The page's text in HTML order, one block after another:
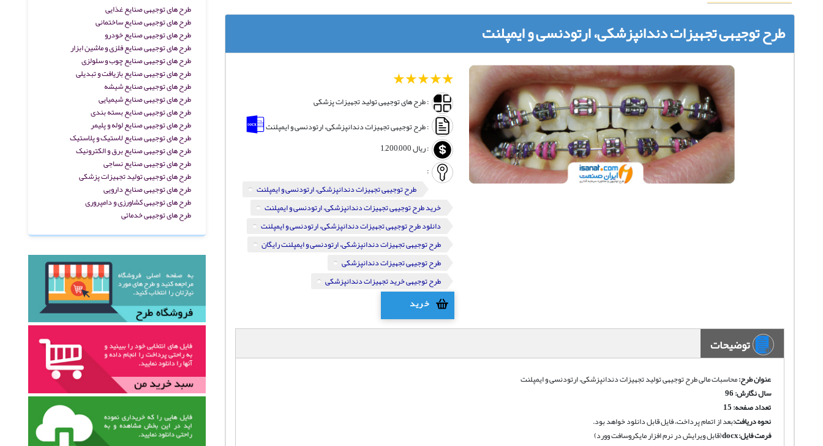
طرح های توجیهی صنایع غذایی
طرح های توجیهی صنایع ساختمانی
طرح های توجیهی صنایع خودرو
طرح های توجیهی صنایع فلزی و ماشین ابزار
طرح های توجیهی صنایع چوب و سلولزی
طرح های توجیهی صنایع بازیافت و تبدیلی
طرح های توجیهی صنایع شیشه
طرح های توجیهی صنایع شیمیایی
طرح های توجیهی صنایع بسته بندی
طرح های توجیهی صنایع لوله و پلیمر
طرح های توجیهی صنایع لاستیک و پلاستیک
طرح های توجیهی صنایع برق و الکترونیک
طرح های توجیهی صنایع نساجی
طرح های توجیهی تولید تجهیزات پزشکی
طرح های توجیهی صنایع دارویی
طرح های توجیهی کشاورزی و دامپروری
طرح های توجیهی خدماتی
طرح توجیهی تجهیزات دندانپزشکی، ارتودنسی و ایمپلنت
5
4
3
2
: طرح های توجیهی تولید تجهیزات پزشکی
: طرح توجیهی تجهیزات دندانپزشکی، ارتودنسی و ایمپلنت
:ریال1,200,000
:
طرح توجیهی تجهیزات دندانپزشکی، ارتودنسی و ایمپلنت
خرید طرح توجیهی تجهیزات دندانپزشکی، ارتودنسی و ایمپلنت
دانلود طرح توجیهی تجهیزات دندانپزشکی، ارتودنسی و ایمپلنت
طرح توجیهی تجهیزات دندانپزشکی، ارتودنسی و ایمپلنت رایگان
طرح توجیهی تجهیزات دندانپزشکی
طرح توجیهی خرید تجهیزات دندانپزشکی
خرید
توضیحات
عنوان طرح:محاسبات مالی طرح توجیهی تولید تجهیزات دندانپزشکی، ارتودنسی و ایمپلنت
سال نگارش: 96
تعداد صفحه: 15
نحوه دریافت:بعد از اتمام پرداخت، فایل قابل دانلود خواهد بود.
فرمت فایل:docx(قابل ویرایش در نرم افزار مایکروسافت وورد)